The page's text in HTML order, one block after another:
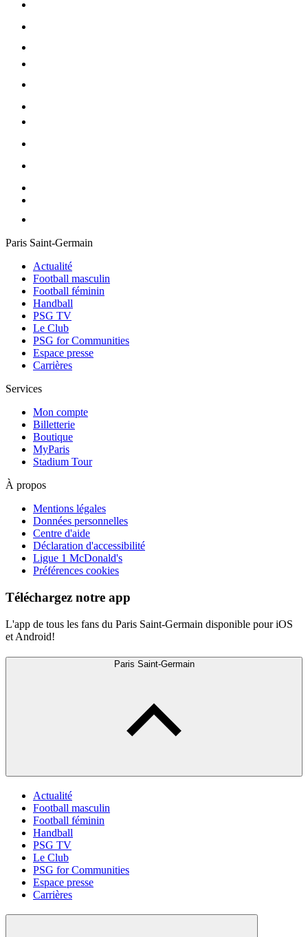
Paris Saint-Germain
Actualité
Football masculin
Football féminin
Handball
PSG TV
Le Club
PSG for Communities
Espace presse
Carrières
Services
Mon compte
Billetterie
Boutique
MyParis
Stadium Tour
À propos
Mentions légales
Données personnelles
Centre d'aide
Déclaration d'accessibilité
Ligue 1 McDonald's
Préférences cookies
Téléchargez notre app
L'app de tous les fans du Paris Saint-Germain disponible pour iOS
et Android!
Paris Saint-Germain
Actualité
Football masculin
Football féminin
Handball
PSG TV
Le Club
PSG for Communities
Espace presse
Carrières